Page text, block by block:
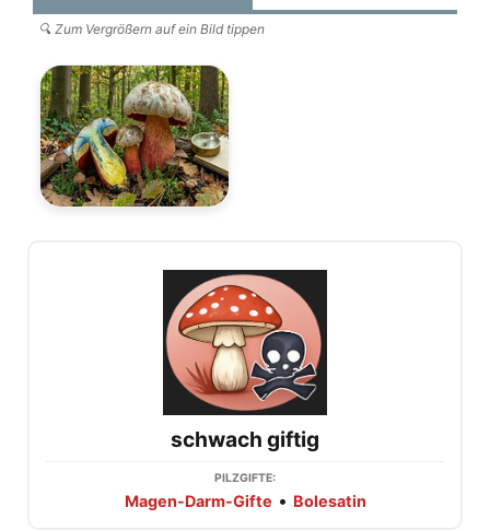
🔍 Zum Vergrößern auf ein Bild tippen
schwach giftig
PILZGIFTE:
Magen-Darm-Gifte • Bolesatin